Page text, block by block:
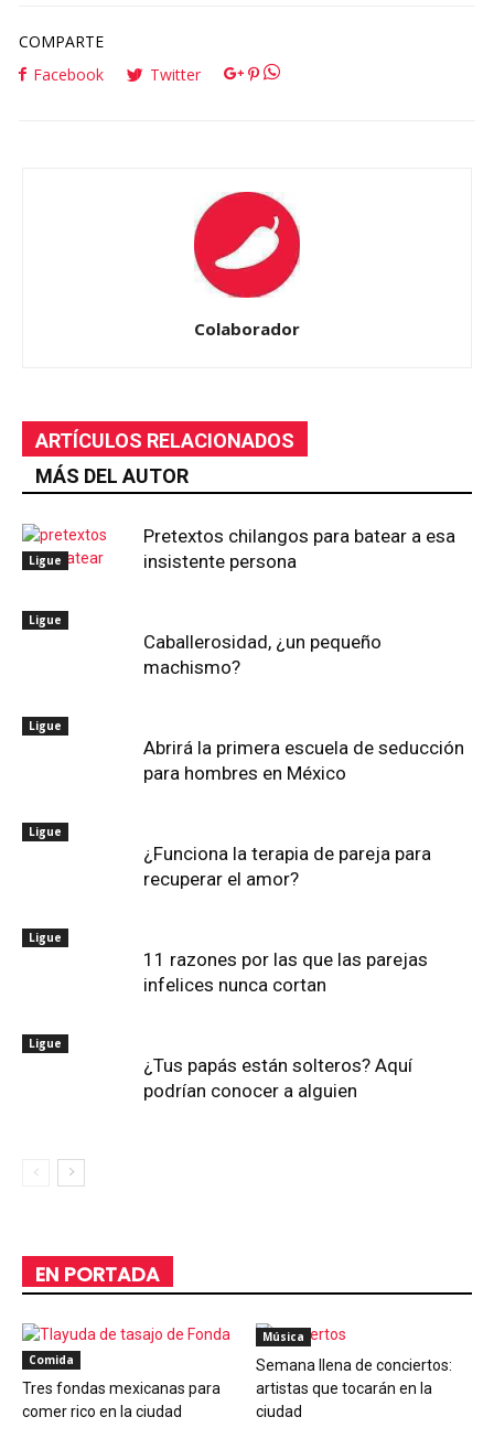
COMPARTE
Facebook
Twitter
Colaborador
ARTÍCULOS RELACIONADOS
MÁS DEL AUTOR
Ligue
Pretextos chilangos para batear a esa
insistente persona
Ligue
Caballerosidad, ¿un pequeño
machismo?
Ligue
Abrirá la primera escuela de seducción
para hombres en México
Ligue
¿Funciona la terapia de pareja para
recuperar el amor?
Ligue
11 razones por las que las parejas
infelices nunca cortan
Ligue
¿Tus papás están solteros? Aquí
podrían conocer a alguien
EN PORTADA
Comida
Tres fondas mexicanas para
comer rico en la ciudad
Música
Semana llena de conciertos:
artistas que tocarán en la
ciudad